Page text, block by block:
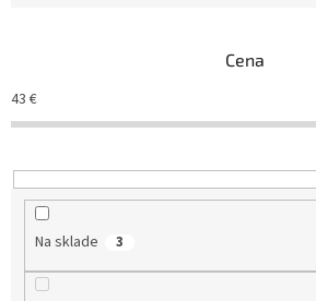
r
o
u
k
Cena
43 €
Na sklade 3